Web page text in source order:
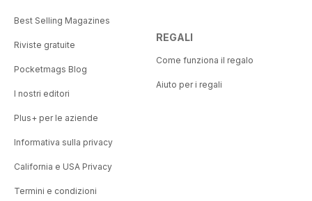
Best Selling Magazines
Riviste gratuite
Pocketmags Blog
I nostri editori
Plus+ per le aziende
Informativa sulla privacy
California e USA Privacy
Termini e condizioni
REGALI
Come funziona il regalo
Aiuto per i regali